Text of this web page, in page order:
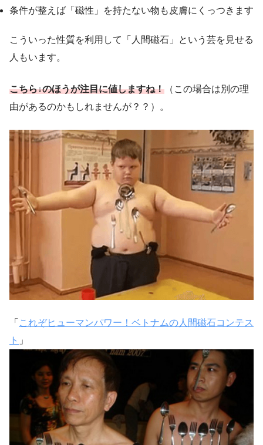
条件が整えば「磁性」を持たない物も皮膚にくっつきます
こういった性質を利用して「人間磁石」という芸を見せる
人もいます。
こちら↓のほうが注目に値しますね！ （この場合は別の理
由があるのかもしれませんが？？）。
「 これぞヒューマンパワー！ベトナムの人間磁石コンテス
ト 」